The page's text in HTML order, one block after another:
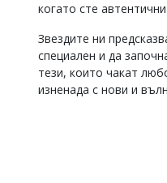
коментар,
сигнализирайте
когато сте
Звездите ни
специален и да
тези, които чакат
изненада с нови и